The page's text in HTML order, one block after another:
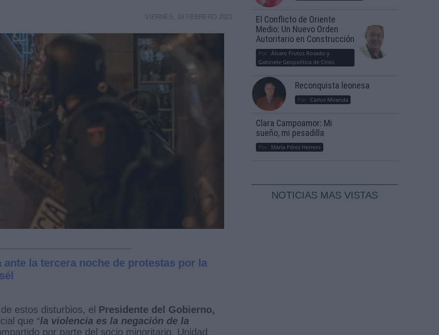
VIERNES, 19 FEBRERO 2021
la tercera noche de protestas por la
estos disturbios, el Presidente del Gobierno,
que “la violencia es la negación de la
por parte del socio minoritario, Unidad
El Conflicto de Oriente
Medio: Un Nuevo Orden
Autoritario en Construcción
Por Álvaro Frutos Rosado y
Gabinete Geopolítica de Crisis
Reconquista leonesa
Por Carlos Miranda
Clara Campoamor: Mi
sueño, mi pesadilla
Por María Pérez Herrero
NOTICIAS MAS VISTAS